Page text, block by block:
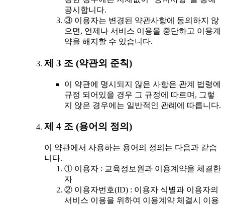
공시합니다.
③ 이용자는 변경된 약관사항에 동의하지 않
으면, 언제나 서비스 이용을 중단하고 이용계
약을 해지할 수 있습니다.
제 3 조 (약관외 준칙)
이 약관에 명시되지 않은 사항은 관계 법령에
규정 되어있을 경우 그 규정에 따르며, 그렇
지 않은 경우에는 일반적인 관례에 따릅니다.
제 4 조 (용어의 정의)
이 약관에서 사용하는 용어의 정의는 다음과 같습
니다.
① 이용자 : 교육정보원과 이용계약을 체결한
자
② 이용자번호(ID) : 이용자 식별과 이용자의
서비스 이용을 위하여 이용계약 체결시 이용